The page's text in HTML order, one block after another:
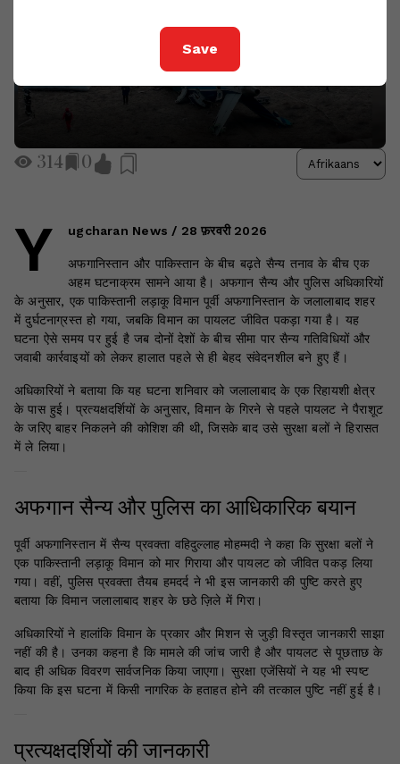
Save
314 0
Y ugcharan News / 28 फ़रवरी 2026
अफगानिस्तान और पाकिस्तान के बीच बढ़ते सैन्य तनाव के बीच एक
अहम घटनाक्रम सामने आया है। अफगान सैन्य और पुलिस अधिकारियों
के अनुसार, एक पाकिस्तानी लड़ाकू विमान पूर्वी अफगानिस्तान के जलालाबाद शहर
में दुर्घटनाग्रस्त हो गया, जबकि विमान का पायलट जीवित पकड़ा गया है। यह
घटना ऐसे समय पर हुई है जब दोनों देशों के बीच सीमा पार सैन्य गतिविधियों और
जवाबी कार्रवाइयों को लेकर हालात पहले से ही बेहद संवेदनशील बने हुए हैं।
अधिकारियों ने बताया कि यह घटना शनिवार को जलालाबाद के एक रिहायशी क्षेत्र
के पास हुई। प्रत्यक्षदर्शियों के अनुसार, विमान के गिरने से पहले पायलट ने पैराशूट
के जरिए बाहर निकलने की कोशिश की थी, जिसके बाद उसे सुरक्षा बलों ने हिरासत
में ले लिया।
अफगान सैन्य और पुलिस का आधिकारिक बयान
पूर्वी अफगानिस्तान में सैन्य प्रवक्ता वहिदुल्लाह मोहम्मदी ने कहा कि सुरक्षा बलों ने
एक पाकिस्तानी लड़ाकू विमान को मार गिराया और पायलट को जीवित पकड़ लिया
गया। वहीं, पुलिस प्रवक्ता तैयब हमदर्द ने भी इस जानकारी की पुष्टि करते हुए
बताया कि विमान जलालाबाद शहर के छठे ज़िले में गिरा।
अधिकारियों ने हालांकि विमान के प्रकार और मिशन से जुड़ी विस्तृत जानकारी साझा
नहीं की है। उनका कहना है कि मामले की जांच जारी है और पायलट से पूछताछ के
बाद ही अधिक विवरण सार्वजनिक किया जाएगा। सुरक्षा एजेंसियों ने यह भी स्पष्ट
किया कि इस घटना में किसी नागरिक के हताहत होने की तत्काल पुष्टि नहीं हुई है।
प्रत्यक्षदर्शियों की जानकारी